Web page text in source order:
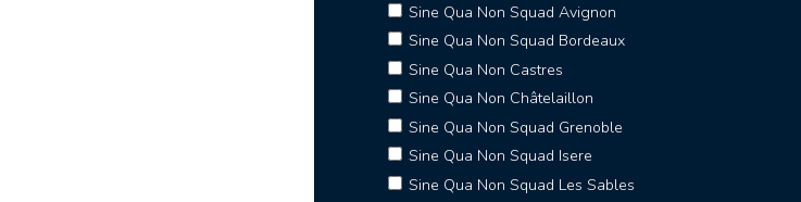
Sine Qua Non Squad Avignon
Sine Qua Non Squad Bordeaux
Sine Qua Non Castres
Sine Qua Non Châtelaillon
Sine Qua Non Squad Grenoble
Sine Qua Non Squad Isere
Sine Qua Non Squad Les Sables